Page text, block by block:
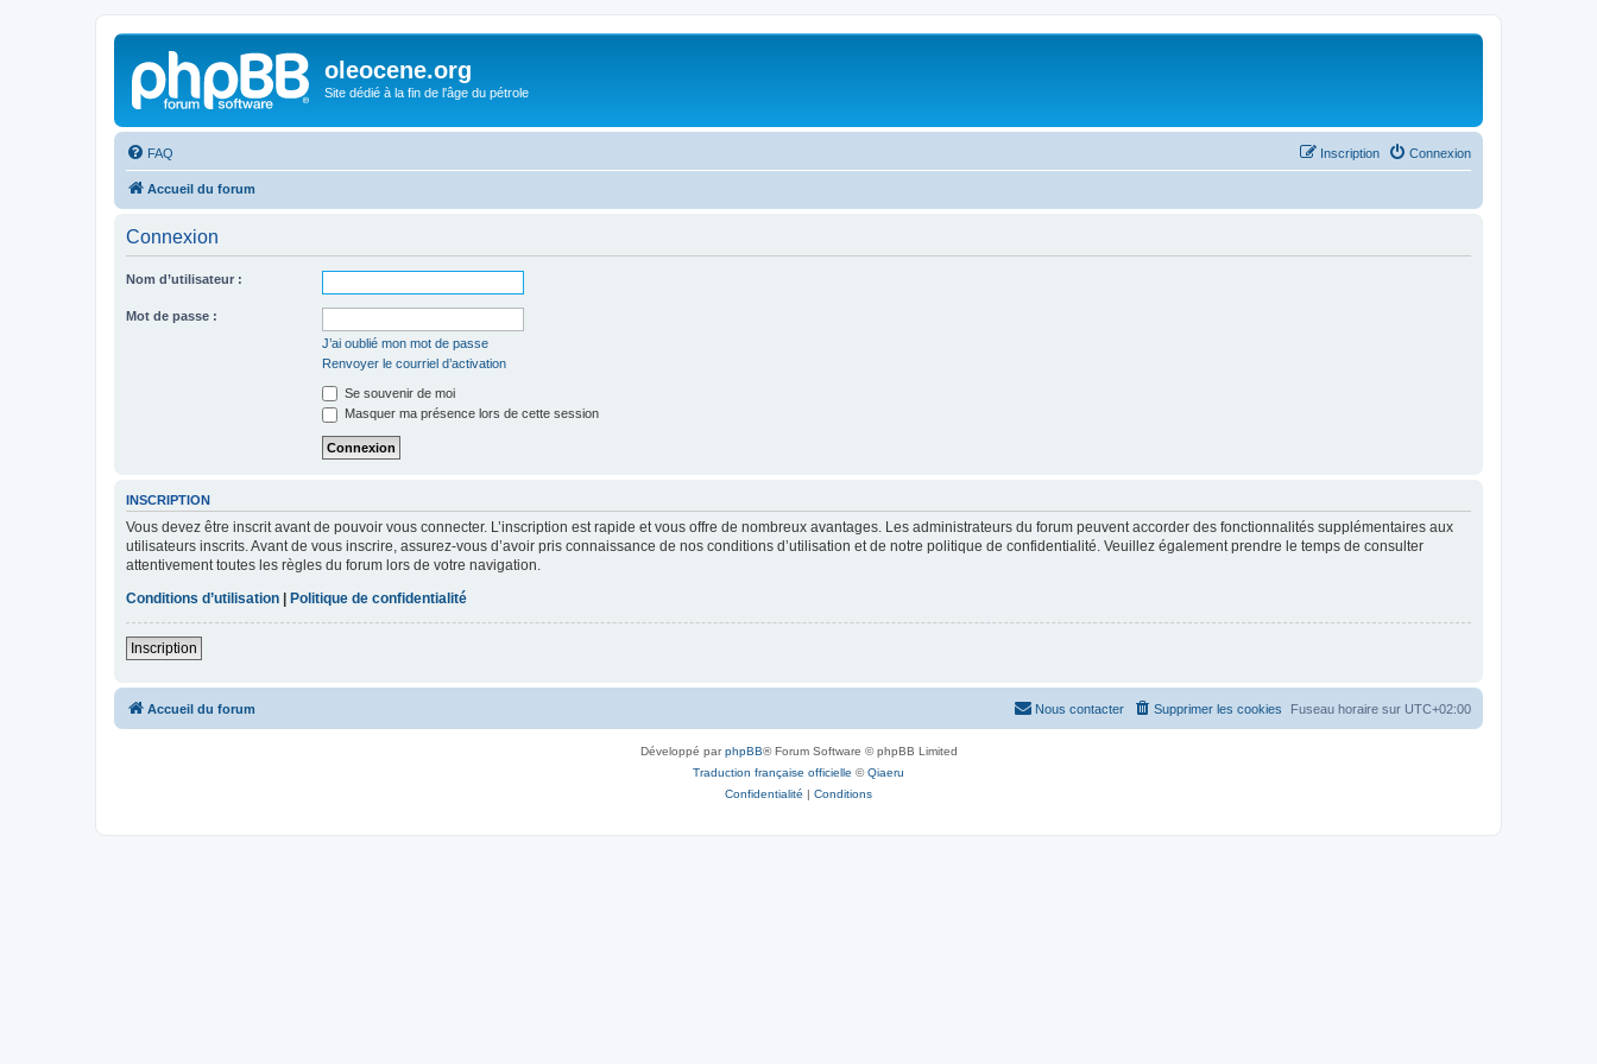
oleocene.org
Site dédié à la fin de l'âge du pétrole
FAQ Connexion
Inscription
Accueil du forum
Connexion
Nom d’utilisateur :
Mot de passe :
J’ai oublié mon mot de passe
Renvoyer le courriel d’activation
Se souvenir de moi
Masquer ma présence lors de cette session
INSCRIPTION
Vous devez être inscrit avant de pouvoir vous connecter. L’inscription est rapide et vous offre de nombreux avantages. Les administrateurs du forum peuvent accorder des fonctionnalités supplémentaires aux
utilisateurs inscrits. Avant de vous inscrire, assurez-vous d’avoir pris connaissance de nos conditions d’utilisation et de notre politique de confidentialité. Veuillez également prendre le temps de consulter
attentivement toutes les règles du forum lors de votre navigation.
Conditions d’utilisation
Politique de confidentialité
Inscription
Accueil du forum Fuseau horaire sur UTC+02:00
Supprimer les cookies
Nous contacter
Développé parphpBB® Forum Software © phpBB Limited
Traduction française officielle ©Qiaeru
Confidentialité | Conditions